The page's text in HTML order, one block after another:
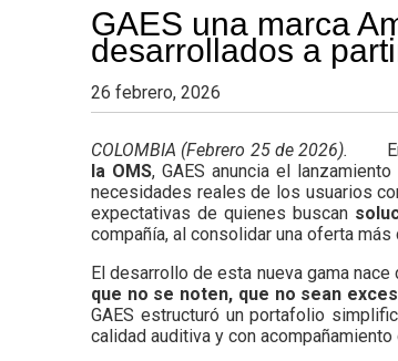
con
Colombia
y
actualidad
de
negocios
con
Colombia.
GAES una marca
desarrollados a
26 febrero, 2026
COLOMBIA (Febrero 25 de 2026).
la OMS, GAES anuncia el
necesidades reales de los usuarios
expectativas de quienes buscan
compañía, al consolidar una oferta
El desarrollo de esta nueva gama
que no se noten, que no sean
GAES estructuró un portafolio
calidad auditiva y con